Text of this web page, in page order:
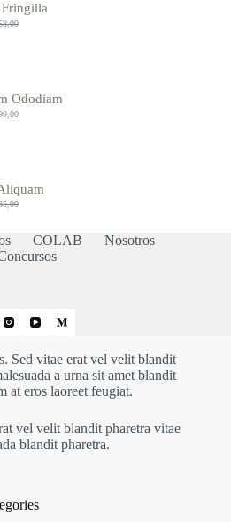
Ododiam
COLAB
Nosotros
Sed vitae erat vel velit blandit
a urna sit amet blandit
at eros laoreet feugiat.
vel velit blandit pharetra vitae
blandit pharetra.